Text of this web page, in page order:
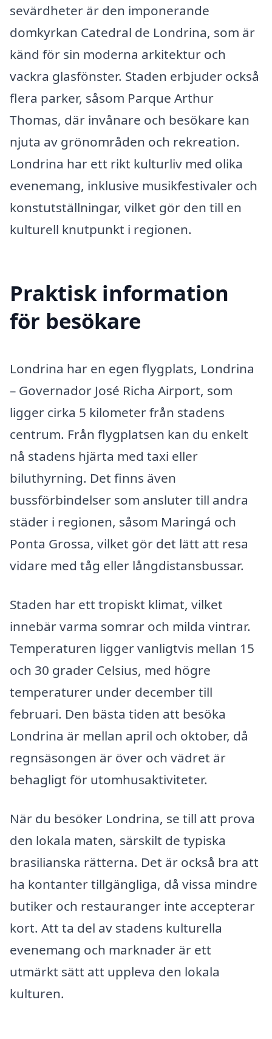
sevärdheter är den imponerande
domkyrkan Catedral de Londrina, som är
känd för sin moderna arkitektur och
vackra glasfönster. Staden erbjuder också
flera parker, såsom Parque Arthur
Thomas, där invånare och besökare kan
njuta av grönområden och rekreation.
Londrina har ett rikt kulturliv med olika
evenemang, inklusive musikfestivaler och
konstutställningar, vilket gör den till en
kulturell knutpunkt i regionen.
Praktisk information
för besökare
Londrina har en egen flygplats, Londrina
– Governador José Richa Airport, som
ligger cirka 5 kilometer från stadens
centrum. Från flygplatsen kan du enkelt
nå stadens hjärta med taxi eller
biluthyrning. Det finns även
bussförbindelser som ansluter till andra
städer i regionen, såsom Maringá och
Ponta Grossa, vilket gör det lätt att resa
vidare med tåg eller långdistansbussar.
Staden har ett tropiskt klimat, vilket
innebär varma somrar och milda vintrar.
Temperaturen ligger vanligtvis mellan 15
och 30 grader Celsius, med högre
temperaturer under december till
februari. Den bästa tiden att besöka
Londrina är mellan april och oktober, då
regnsäsongen är över och vädret är
behagligt för utomhusaktiviteter.
När du besöker Londrina, se till att prova
den lokala maten, särskilt de typiska
brasilianska rätterna. Det är också bra att
ha kontanter tillgängliga, då vissa mindre
butiker och restauranger inte accepterar
kort. Att ta del av stadens kulturella
evenemang och marknader är ett
utmärkt sätt att uppleva den lokala
kulturen.